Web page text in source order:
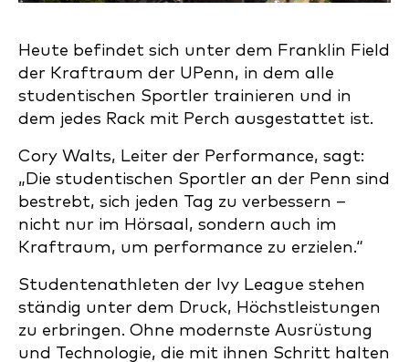
Heute befindet sich unter dem Franklin Field
der Kraftraum der UPenn, in dem alle
studentischen Sportler trainieren und in
dem jedes Rack mit Perch ausgestattet ist.
Cory Walts, Leiter der Performance, sagt:
„Die studentischen Sportler an der Penn sind
bestrebt, sich jeden Tag zu verbessern –
nicht nur im Hörsaal, sondern auch im
Kraftraum, um performance zu erzielen.“
Studentenathleten der Ivy League stehen
ständig unter dem Druck, Höchstleistungen
zu erbringen. Ohne modernste Ausrüstung
und Technologie, die mit ihnen Schritt halten